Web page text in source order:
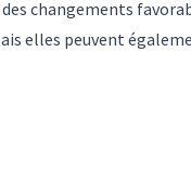
changements
elles peuvent